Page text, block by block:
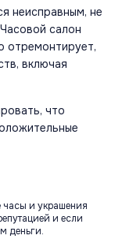
неисправным, не
салон
отремонтирует,
включая
что
часы и украшения
и если
деньги.